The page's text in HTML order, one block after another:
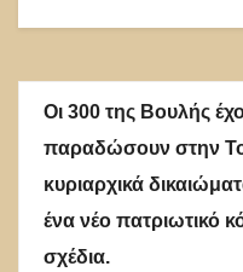
Οι 300 της Βουλής
παραδώσουν στην
κυριαρχικά
ένα νέο πατριωτικό
σχέδια.